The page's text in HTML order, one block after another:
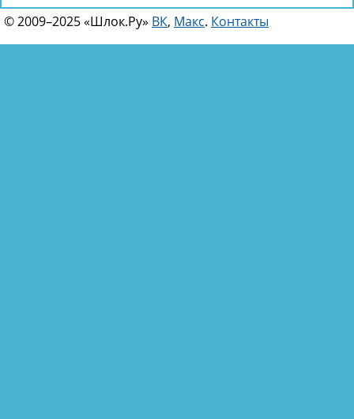
© 2009–2025 «Шлок.Ру» ВК, Макс. Контакты